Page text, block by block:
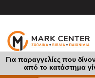
Για παραγγελίες που
από το κατάστημα